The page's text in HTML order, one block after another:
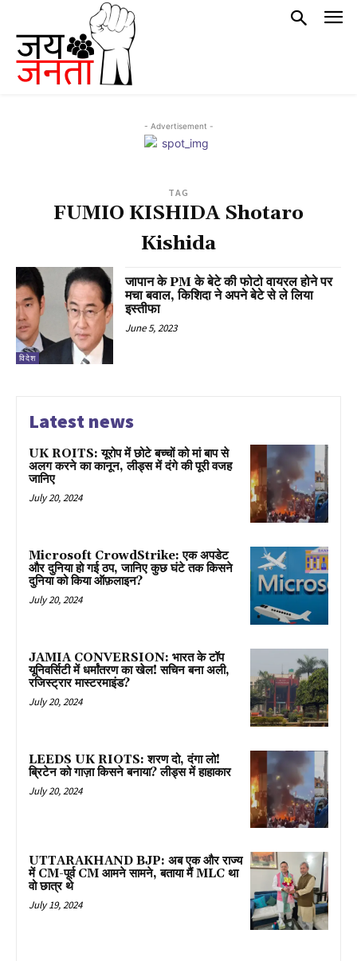
- Advertisement -
TAG
FUMIO KISHIDA Shotaro
Kishida
विदेश
जापान के PM के बेटे की फोटो वायरल होने पर
मचा बवाल, किशिदा ने अपने बेटे से ले लिया
इस्तीफा
June 5, 2023
Latest news
UK ROITS: यूरोप में छोटे बच्चों को मां बाप से
अलग करने का कानून, लीड्स में दंगे की पूरी वजह
जानिए
July 20, 2024
Microsoft CrowdStrike: एक अपडेट
और दुनिया हो गई ठप, जानिए कुछ घंटे तक किसने
दुनिया को किया ऑफ़लाइन?
July 20, 2024
JAMIA CONVERSION: भारत के टॉप
यूनिवर्सिटी में धर्मांतरण का खेल! सचिन बना अली,
रजिस्ट्रार मास्टरमाइंड?
July 20, 2024
LEEDS UK RIOTS: शरण दो, दंगा लो!
ब्रिटेन को गाज़ा किसने बनाया? लीड्स में हाहाकार
July 20, 2024
UTTARAKHAND BJP: अब एक और राज्य
में CM-पूर्व CM आमने सामने, बताया मैं MLC था
वो छात्र थे
July 19, 2024